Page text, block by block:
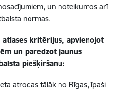
un noteikumos arī
normas.
kritērijus, apvienojot
un paredzot jaunus
piešķiršanu:
atrodas tālāk no Rīgas, īpaši